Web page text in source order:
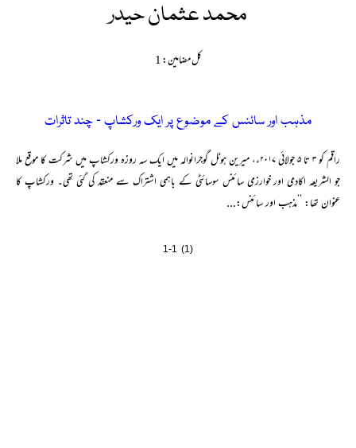
محمد عثمان حیدر
کل مضامین: 1
مذہب اور سائنس کے موضوع پر ایک ورکشاپ ۔ چند تاثرات
راقم کو ۳ تا ۵ جولائی ۲۰۱۷ء، میرین ہوٹل گوجرانوالہ میں ایک سہ روزہ ورکشاپ میں شرکت کا موقع ملا
جو الشریعہ اکادمی اور خوارزمی سائنس سوسائٹی کے باہمی اشتراک سے منعقد کی گئی تھی۔ ورکشاپ کا
عنوان تھا: ’’مذہب اور سائنس:...
1-1 (1)